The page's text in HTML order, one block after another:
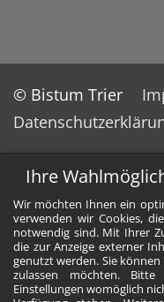
Ihre
Wir möchten Ihnen ein
verwenden wir Cookies,
notwendig sind. Mit Ihrer
die zur Anzeige externer
genutzt werden. Sie
zulassen möchten.
Einstellungen womöglich
© Bistum Trier